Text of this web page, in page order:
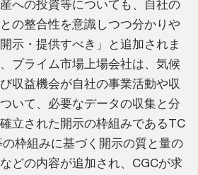
への投資等についても、自社の
の整合性を意識しつつ分かりや
示・提供すべき」と追加されま
プライム市場上場会社は、気候
収益機会が自社の事業活動や収
いて、必要なデータの収集と分
立された開示の枠組みであるTC
枠組みに基づく開示の質と量の
どの内容が追加され、CGCが求